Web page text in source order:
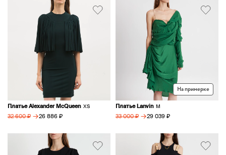
Платье Alexander McQueen XS
32 600 ₽ → 26 886 ₽
На примерке
Платье Lanvin M
33 000 ₽ → 29 039 ₽